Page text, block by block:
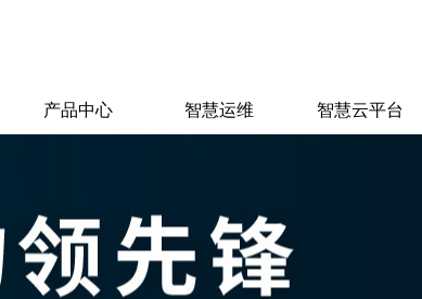
产品中心 智慧运维 智慧云平台